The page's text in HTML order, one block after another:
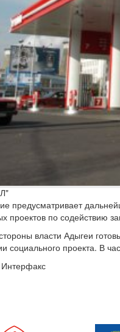
предусматривает
проектов по содействию
власти Адыгеи
социального проекта. В
Интерфакс